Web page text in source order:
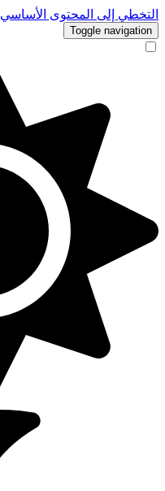
التخطي إلى المحتوى الأساسي
Toggle navigation